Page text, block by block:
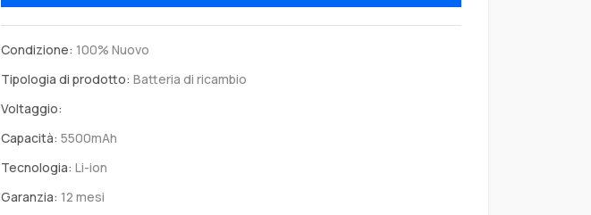
Condizione: 100% Nuovo
Tipologia di prodotto: Batteria di ricambio
Voltaggio:
Capacità: 5500mAh
Tecnologia: Li-ion
Garanzia: 12 mesi